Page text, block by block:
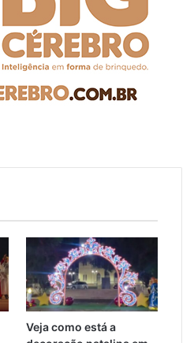
Veja como está a